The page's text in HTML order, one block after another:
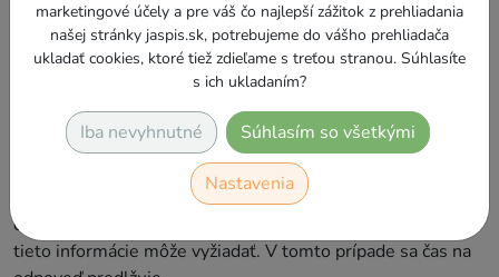
5 otázok
V rámci predplatného máte nárok na 5 otázok za 3 mesiace
(90 dní). Otázky môžete zadať z rôznych tém. Otázku je
dôležité položiť vecne a uviesť všetky detaily, ktoré môžu
ovplyvňovať výstup, aby Vám naši lektori poskytli čo
najrelevantnejšiu odpoveď. Odpoveď Vám bude zaslaná do
72 hodín od jej odoslania. V prípade, ak v otázke budú
chýbať informácie, ktoré sú pre odpoveď dôležité, lektor si
tieto informácie môže vyžiadať. V tomto prípade sa čas na
marketingové účely a pre váš čo najlepší zážitok z prehliadania
našej stránky jaspis.sk, potrebujeme do vášho prehliadača
ukladať cookies, ktoré tiež zdieľame s treťou stranou. Súhlasíte
s ich ukladaním?
Iba nevyhnutné Súhlasím so všetkými
Nastavenia